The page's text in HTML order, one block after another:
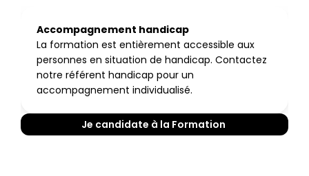
Esprit de conviction et sens du contact.
Bases en calculs commerciaux simples.
Accompagnement handicap
La formation est entièrement accessible aux
personnes en situation de handicap. Contactez
notre référent handicap pour un
accompagnement individualisé.
Je candidate à la Formation